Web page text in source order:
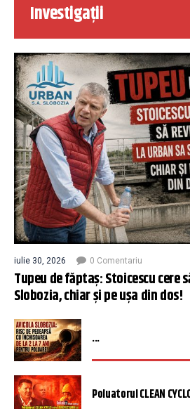
Investigații
iulie 30, 2026 0 Comentariu
Tupeu de făptaș: Stoicescu cere
Slobozia, chiar și pe ușa din dos!
...
Poluatorul CLEAN